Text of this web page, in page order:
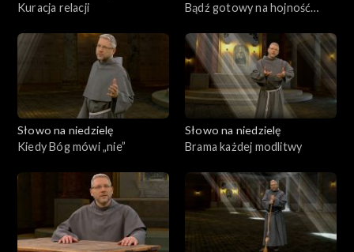
Kuracja relacji
Bądź gotowy na hojność
Słowo na niedzielę
Kiedy Bóg mówi „nie”
Słowo na niedzielę
Brama każdej modlitwy